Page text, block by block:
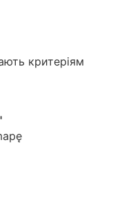
критеріям